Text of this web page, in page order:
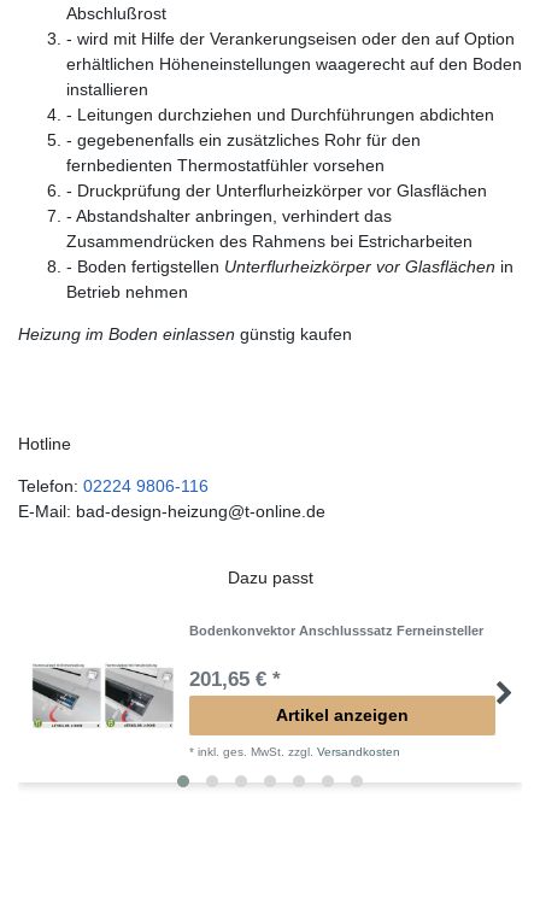
Abschlußrost
- wird mit Hilfe der Verankerungseisen oder den auf Option
erhältlichen Höheneinstellungen waagerecht auf den Boden
installieren
- Leitungen durchziehen und Durchführungen abdichten
- gegebenenfalls ein zusätzliches Rohr für den
fernbedienten Thermostatfühler vorsehen
- Druckprüfung der Unterflurheizkörper vor Glasflächen
- Abstandshalter anbringen, verhindert das
Zusammendrücken des Rahmens bei Estricharbeiten
- Boden fertigstellen Unterflurheizkörper vor Glasflächen in
Betrieb nehmen
Heizung im Boden einlassen günstig kaufen
Hotline
Telefon: 02224 9806-116
E-Mail: bad-design-heizung@t-online.de
Dazu passt
Bodenkonvektor Anschlusssatz Ferneinsteller
201,65 € *
Artikel anzeigen
*inkl. ges. MwSt. zzgl.Versandkosten